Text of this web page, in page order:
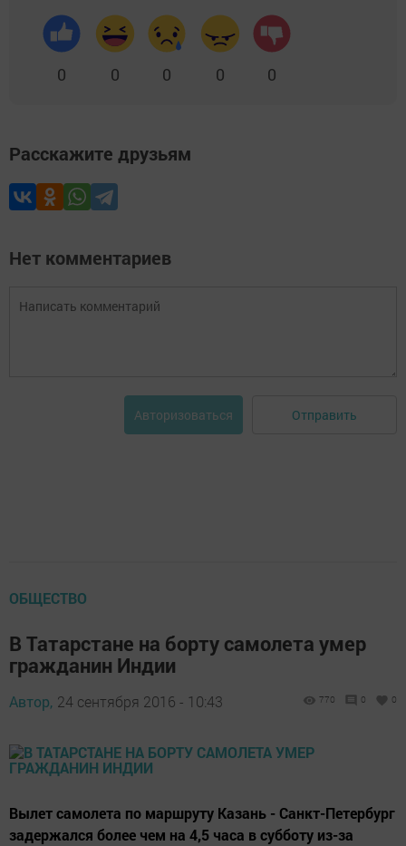
0 0 0 0 0
Расскажите друзьям
Нет комментариев
Авторизоваться Отправить
ОБЩЕСТВО
В Татарстане на борту самолета умер
гражданин Индии
Автор, 24 сентября 2016 - 10:43 770 0 0
Вылет самолета по маршруту Казань - Санкт-Петербург
задержался более чем на 4,5 часа в субботу из-за